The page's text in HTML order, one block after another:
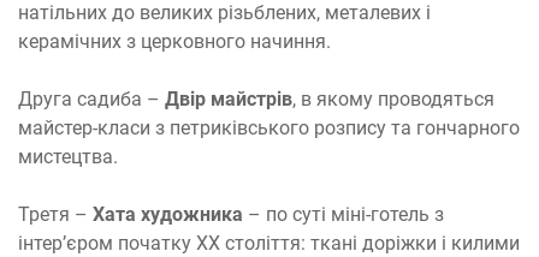
натільних до великих різьблених, металевих і
керамічних з церковного начиння.
Друга садиба – Двір майстрів, в якому проводяться
майстер-класи з петриківського розпису та гончарного
мистецтва.
Третя – Хата художника – по суті міні-готель з
інтер’єром початку ХХ століття: ткані доріжки і килими